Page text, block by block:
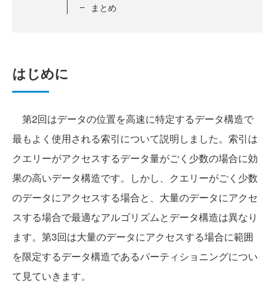
まとめ
はじめに
第2回はデータの位置を高速に特定するデータ構造で
最もよく使用される索引について説明しました。索引は
クエリーがアクセスするデータ量がごく少数の場合に効
果の高いデータ構造です。しかし、クエリーがごく少数
のデータにアクセスする場合と、大量のデータにアクセ
スする場合で最適なアルゴリズムとデータ構造は異なり
ます。第3回は大量のデータにアクセスする場合に範囲
を限定するデータ構造であるパーティショニングについ
て見ていきます。